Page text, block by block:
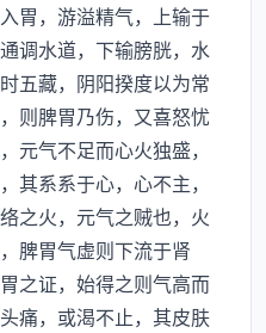
胃，游溢精气，上输于
调水道，下输膀胱，水
五藏，阴阳揆度以为常
则脾胃乃伤，又喜怒忧
元气不足而心火独盛，
其系系于心，心不主，
之火，元气之贼也，火
脾胃气虚则下流于肾
之证，始得之则气高而
痛，或渴不止，其皮肤